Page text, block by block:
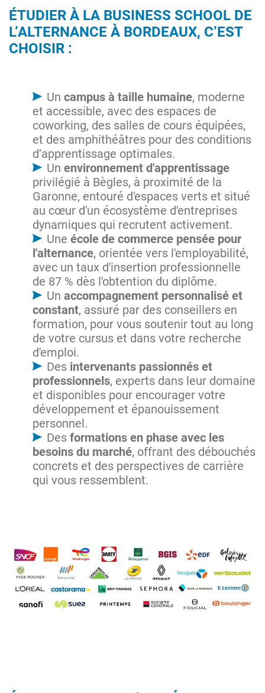
ÉTUDIER À LA BUSINESS SCHOOL DE
L’ALTERNANCE À BORDEAUX, C’EST
CHOISIR :
Un campus à taille humaine, moderne
et accessible, avec des espaces de
coworking, des salles de cours équipées,
et des amphithéâtres pour des conditions
d’apprentissage optimales.
Un environnement d'apprentissage
privilégié à Bègles, à proximité de la
Garonne, entouré d'espaces verts et situé
au cœur d'un écosystème d'entreprises
dynamiques qui recrutent activement.
Une école de commerce pensée pour
l'alternance, orientée vers l'employabilité,
avec un taux d'insertion professionnelle
de 87 % dès l'obtention du diplôme.
Un accompagnement personnalisé et
constant, assuré par des conseillers en
formation, pour vous soutenir tout au long
de votre cursus et dans votre recherche
d'emploi.
Des intervenants passionnés et
professionnels, experts dans leur domaine
et disponibles pour encourager votre
développement et épanouissement
personnel.
Des formations en phase avec les
besoins du marché, offrant des débouchés
concrets et des perspectives de carrière
qui vous ressemblent.